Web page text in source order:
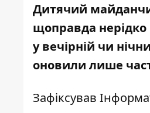
Дитячий
щоправда нерідко
у вечірній чи
оновили лише
Зафіксував